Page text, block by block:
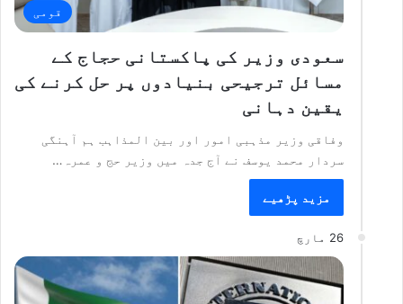
قومی
سعودی وزیر کی پاکستانی حجاج کے
مسائل ترجیحی بنیادوں پر حل کرنے کی
یقین دہانی
وفاقی وزیر مذہبی امور اور بین المذاہب ہم آہنگی
سردار محمد یوسف نے آج جدہ میں وزیر حج و عمرہ…
مزید پڑھیے
26 مارچ